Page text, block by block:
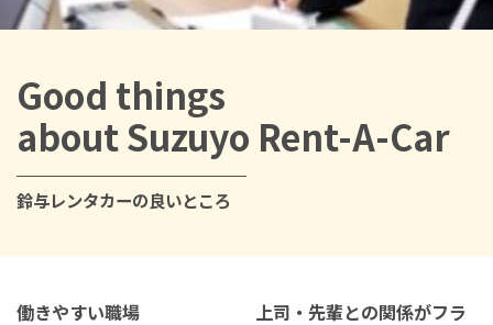
Good things
about Suzuyo Rent-A-Car
鈴与レンタカーの良いところ
働きやすい職場
上司・先輩との関係がフラ